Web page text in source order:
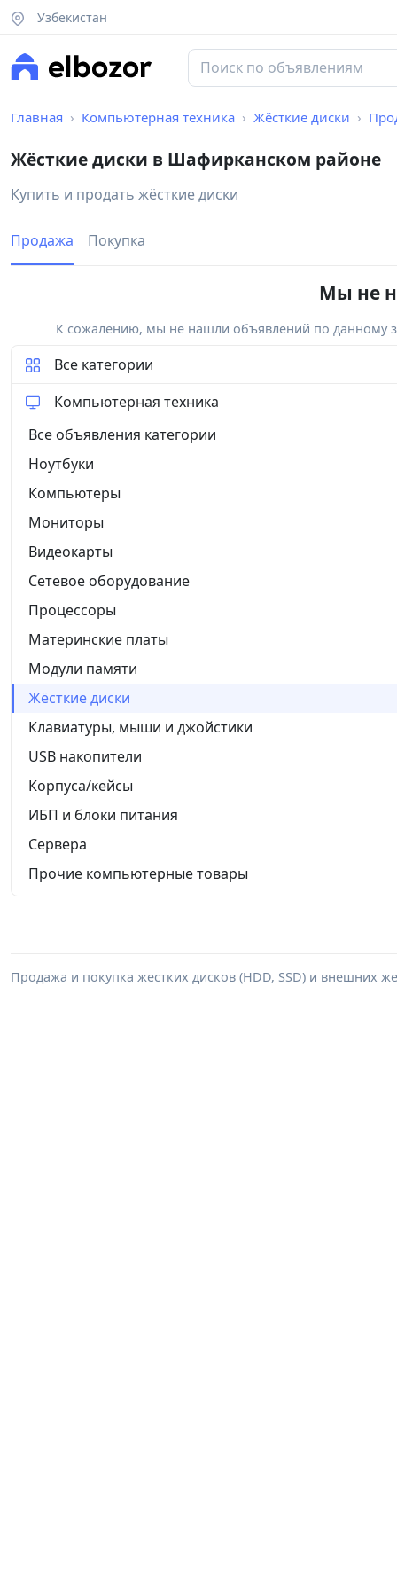
Узбекистан
Главная Компьютерная техника Жёсткие диски
Жёсткие диски в Шафирканском районе
Купить и продать жёсткие диски
Продажа Покупка
Мы не
К сожалению, мы не нашли объявлений по данному
Все категории
Компьютерная техника
Все объявления категории
Ноутбуки
Компьютеры
Мониторы
Видеокарты
Сетевое оборудование
Процессоры
Материнские платы
Модули памяти
Жёсткие диски
Клавиатуры, мыши и джойстики
USB накопители
Корпуса/кейсы
ИБП и блоки питания
Сервера
Прочие компьютерные товары
Продажа и покупка жестких дисков (HDD, SSD) и внешних